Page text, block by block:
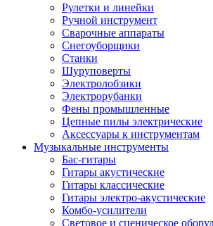
Рулетки и линейки
Ручной инструмент
Сварочные аппараты
Снегоуборщики
Станки
Шуруповерты
Электролобзики
Электрорубанки
Фены промышленные
Цепные пилы электрические
Аксессуары к инструментам
Музыкальные инструменты
Бас-гитары
Гитары акустические
Гитары классические
Гитары электро-акустические
Комбо-усилители
Световое и сценическое